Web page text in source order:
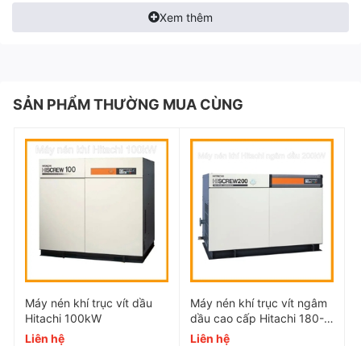
Bạn có thể xem chi tiết các model máy tại file
Xem thêm
SẢN PHẨM THƯỜNG MUA CÙNG
Máy nén khí trục vít dầu
Hitachi 100kW
Liên hệ
Máy nén khí trục vít ngâm
dầu cao cấp Hitachi 180-
250kW
Liên hệ